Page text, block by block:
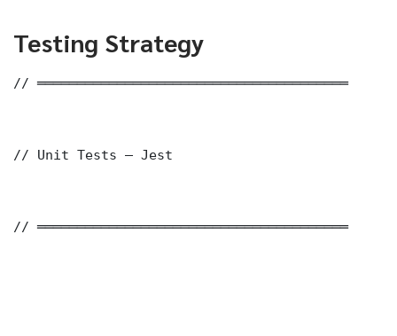
Testing Strategy
// ═══════════════════════════════════════
// Unit Tests — Jest
// ═══════════════════════════════════════